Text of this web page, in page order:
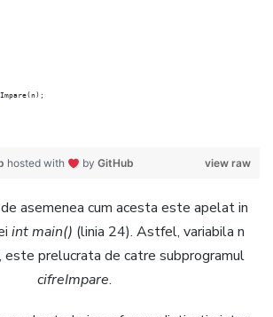
view raw
hosted with by GitHub
asemenea cum acesta este apelat in
int main() (linia 24). Astfel, variabila n
prelucrata de catre subprogramul
cifreImpare.